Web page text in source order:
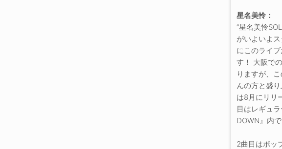
星名美怜：
“星名美怜
がいよいよ
にこのライ
す！ 大阪で
りますが、
んの方と盛
は8月にリリ
目はレギュ
DOWN』内
2曲目はポッ